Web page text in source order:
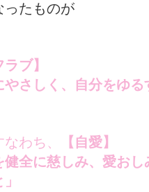
ったものが
ラブ】
やさしく、自分をゆる
わち、
【自愛】
健全に慈しみ、愛お